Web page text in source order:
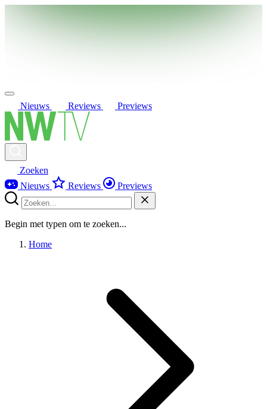
Nieuws Reviews Previews
Zoeken
Nieuws
Reviews Previews
Begin met typen om te zoeken...
Home